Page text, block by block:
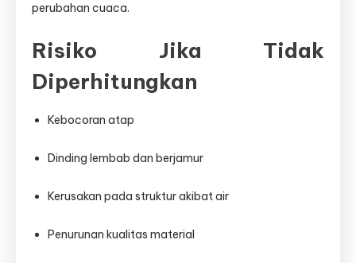
perubahan cuaca.
Risiko Jika Tidak
Diperhitungkan
Kebocoran atap
Dinding lembab dan berjamur
Kerusakan pada struktur akibat air
Penurunan kualitas material